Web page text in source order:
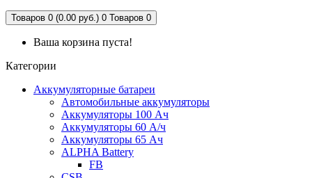
Товаров 0 (0.00 руб.) 0 Товаров 0
Ваша корзина пуста!
Категории
Аккумуляторные батареи
Автомобильные аккумуляторы
Аккумуляторы 100 Ач
Аккумуляторы 60 А/ч
Аккумуляторы 65 Ач
ALPHA Battery
FB